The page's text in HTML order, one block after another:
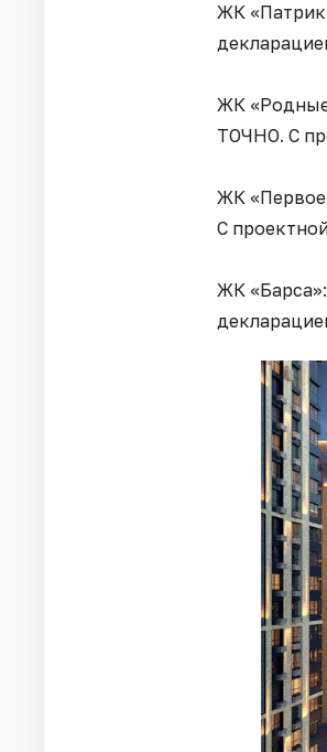
ЖК
ЖК
ТОЧНО. С
ЖК
С
ЖК